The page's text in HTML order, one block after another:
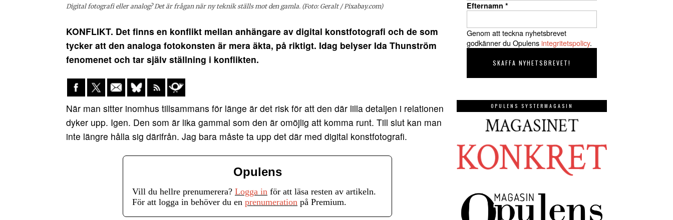
Digital fotografi eller analog? Det är frågan när ny teknik ställs mot den gamla. (Foto: Geralt / Pixabay.com)
KONFLIKT. Det finns en konflikt mellan anhängare av digital konstfotografi och de som
tycker att den analoga fotokonsten är mera äkta, på riktigt. Idag belyser Ida Thunström
fenomenet och tar själv ställning i konflikten.
När man sitter inomhus tillsammans för länge är det risk för att den där lilla detaljen i relationen
dyker upp. Igen. Den som är lika gammal som den är omöjlig att komma runt. Till slut kan man
inte längre hålla sig därifrån. Jag bara måste ta upp det där med digital konstfotografi.
Opulens
Vill du hellre prenumerera? Logga in för att läsa resten av artikeln.
För att logga in behöver du en prenumeration på Premium.
Efternamn *
Genom att teckna nyhetsbrevet
godkänner du Opulensintegritetspolicy.
OPULENS SYSTERMAGASIN